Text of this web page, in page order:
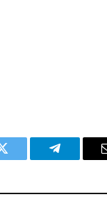
Twitter Telegram